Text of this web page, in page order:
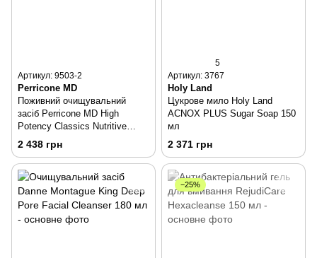
Артикул: 9503-2
Perricone MD
Поживний очищувальний
засіб Perricone MD High
Potency Classics Nutritive
Cleanser 177 мл
2 438 грн
5
Артикул: 3767
Holy Land
Цукрове мило Holy Land
ACNOX PLUS Sugar Soap 150
мл
2 371 грн
−25%